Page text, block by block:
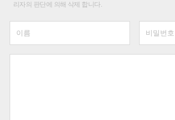
리자의 판단에 의해 삭제 합니다.